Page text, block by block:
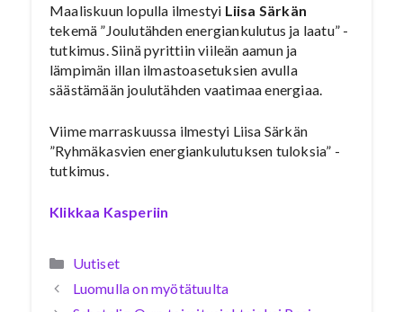
Maaliskuun lopulla ilmestyi Liisa Särkän
tekemä ”Joulutähden energiankulutus ja laatu” -
tutkimus. Siinä pyrittiin viileän aamun ja
lämpimän illan ilmastoasetuksien avulla
säästämään joulutähden vaatimaa energiaa.
Viime marraskuussa ilmestyi Liisa Särkän
”Ryhmäkasvien energiankulutuksen tuloksia” -
tutkimus.
Klikkaa Kasperiin
Kategoriat
Uutiset
Luomulla on myötätuulta